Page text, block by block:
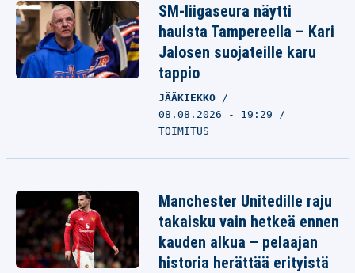
SM-liigaseura näytti
hauista Tampereella – Kari
Jalosen suojateille karu
tappio
JÄÄKIEKKO
08.08.2026 - 19:29
TOIMITUS
Manchester Unitedille raju
takaisku vain hetkeä ennen
kauden alkua – pelaajan
historia herättää erityistä